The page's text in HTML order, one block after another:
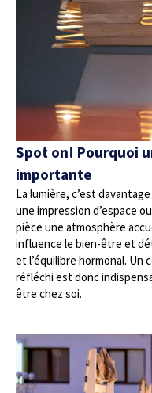
Spot on! Pourquoi
importante
La lumière, c’est
une impression d’espace
pièce une atmosphère
influence le bien-être et
et l’équilibre hormonal. Un
réfléchi est donc
être chez soi.